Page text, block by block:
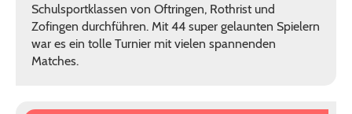
Schulsportklassen von Oftringen, Rothrist und
Zofingen durchführen. Mit 44 super gelaunten Spielern
war es ein tolle Turnier mit vielen spannenden
Matches.